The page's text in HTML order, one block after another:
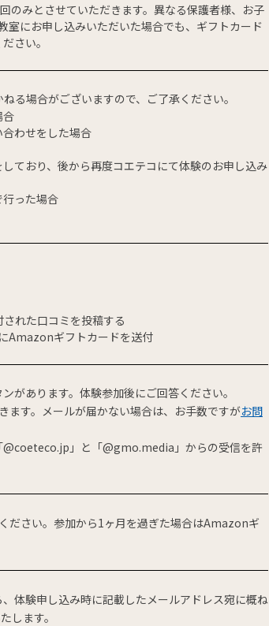
みとさせていただきます。異なる保護者様、お子
にお申し込みいただいた場合でも、ギフトカード
さい。
る場合がございますので、ご了承ください。
合
わせをした場合
ており、後から再度コエテコにて体験のお申し込み
った場合
れた口コミを投稿する
Amazonギフトカードを送付
があります。体験参加後にご回答ください。
す。メールが届かない場合は、お手数ですがお問
」と「@gmo.media」からの受信を許
ださい。参加から1ヶ月を過ぎた場合はAmazonギ
体験申し込み時に記載したメールアドレス宛に概ね
します。